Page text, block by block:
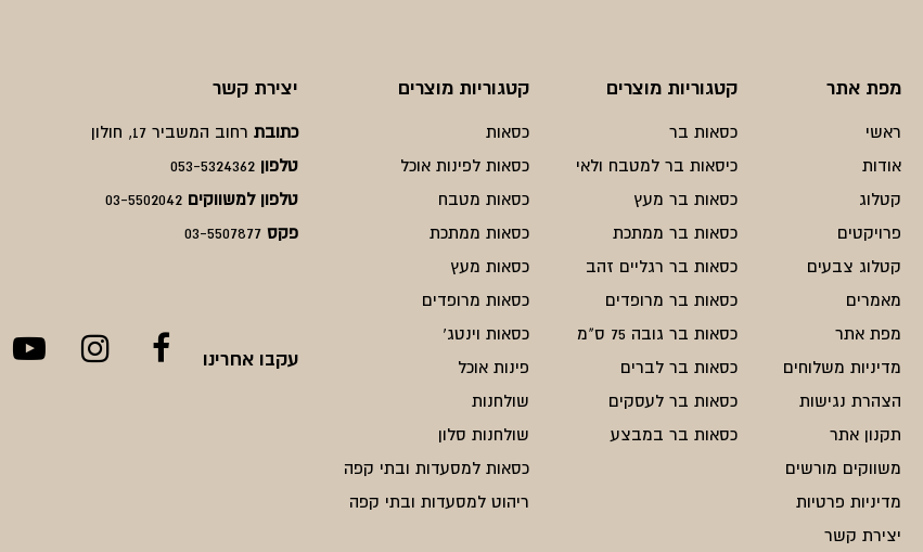
מפת אתר
ראשי
אודות
קטלוג
פרויקטים
קטלוג צבעים
מאמרים
מפת אתר
מדיניות משלוחים
הצהרת נגישות
תקנון אתר
משווקים מורשים
מדיניות פרטיות
יצירת קשר
קטגוריות מוצרים
כסאות בר
כיסאות בר למטבח ולאי
כסאות בר מעץ
כסאות בר ממתכת
כסאות בר רגליים זהב
כסאות בר מרופדים
כסאות בר גובה 75 ס"מ
כסאות בר לברים
כסאות בר לעסקים
כסאות בר במבצע
קטגוריות מוצרים
כסאות
כסאות לפינות אוכל
כסאות מטבח
כסאות ממתכת
כסאות מעץ
כסאות מרופדים
כסאות וינטג'
פינות אוכל
שולחנות
שולחנות סלון
כסאות למסעדות ובתי קפה
ריהוט למסעדות ובתי קפה
יצירת קשר
כתובת רחוב המשביר 17, חולון
טלפון 053-5324362
טלפון למשווקים 03-5502042
פקס03-5507877
עקבו אחרינו